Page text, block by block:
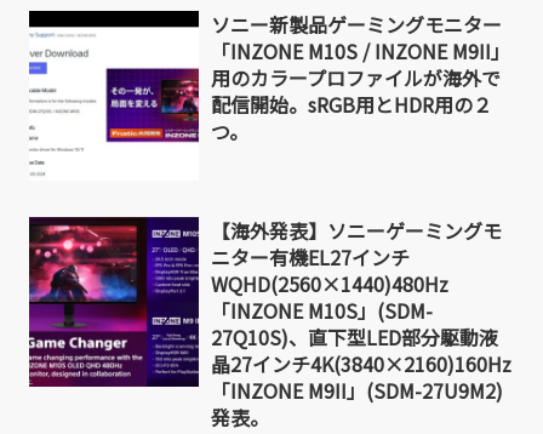
ソニー新製品ゲーミングモニター
「INZONE M10S / INZONE M9II」
用のカラープロファイルが海外で
配信開始。sRGB用とHDR用の２
つ。
【海外発表】ソニーゲーミングモ
ニター有機EL27インチ
WQHD(2560×1440)480Hz
「INZONE M10S」(SDM-
27Q10S)、直下型LED部分駆動液
晶27インチ4K(3840×2160)160Hz
「INZONE M9II」(SDM-27U9M2)
発表。